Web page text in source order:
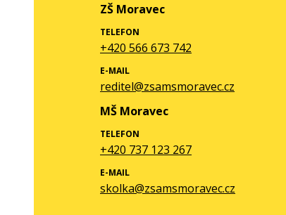
ZŠ Moravec
TELEFON
+420 566 673 742
E-MAIL
reditel@zsamsmoravec.cz
MŠ Moravec
TELEFON
+420 737 123 267
E-MAIL
skolka@zsamsmoravec.cz